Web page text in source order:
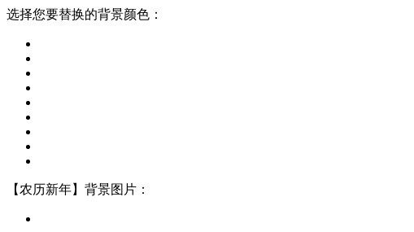
选择您要替换的背景颜色：
【农历新年】背景图片：